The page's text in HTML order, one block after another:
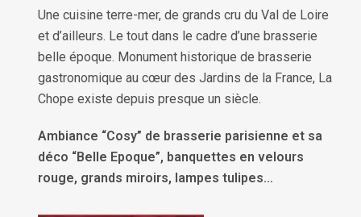
Une cuisine terre-mer, de grands cru du Val de Loire
et d’ailleurs. Le tout dans le cadre d’une brasserie
belle époque. Monument historique de brasserie
gastronomique au cœur des Jardins de la France, La
Chope existe depuis presque un siècle.
Ambiance “Cosy” de brasserie parisienne et sa
déco “Belle Epoque”, banquettes en velours
rouge, grands miroirs, lampes tulipes…